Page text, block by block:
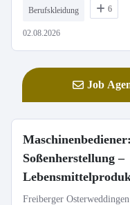
Berufskleidung 6
02.08.2026
Job
Soßenherstellung –
Freiberger